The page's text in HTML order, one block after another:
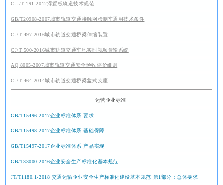
CJJ/T 191-2012浮置板轨道技术规范
GB/T20908-2007城市轨道交通接触网检测车通用技术条件
CJ/T 497-2016城市轨道交通桥梁伸缩装置
CJ/T 500-2016城市轨道交通车地实时视频传输系统
AQ 8005-2007城市轨道交通安全验收评价细则
CJ/T 464-2014城市轨道交通桥梁盆式支座
运营企业标准
GB/T15496-2017企业标准体系 要求
GB/T15498-2017企业标准体系 基础保障
GB/T15497-2017企业标准体系 产品实现
GB/T33000-2016企业安全生产标准化基本规范
JT/T1180.1-2018 交通运输企业安全生产标准化建设基本规范 第1部分：总体要求